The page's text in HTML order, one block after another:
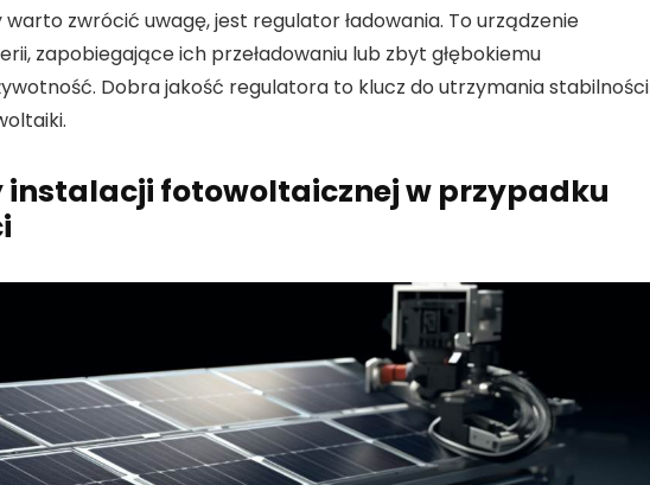
zwrócić uwagę, jest regulator ładowania. To urządzenie
zapobiegające ich przeładowaniu lub zbyt głębokiemu
Dobra jakość regulatora to klucz do utrzymania stabilności
fotowoltaicznej w przypadku